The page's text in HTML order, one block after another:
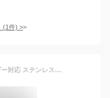
(1件) >
[ザ・キッス] THE KISS 金属アレルギー対応 ステンレスネックレス TPD1003CB-P サージカルステンレス ペアネックレス